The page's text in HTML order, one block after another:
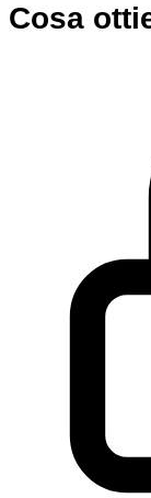
Cosa